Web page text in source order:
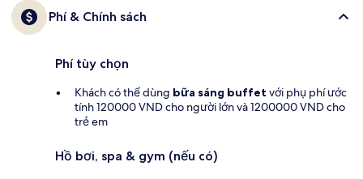
Phí & Chính sách
Phí tùy chọn
Khách có thể dùng bữa sáng buffet với phụ phí ước
tính 120000 VND cho người lớn và 1200000 VND cho
trẻ em
Hồ bơi, spa & gym (nếu có)